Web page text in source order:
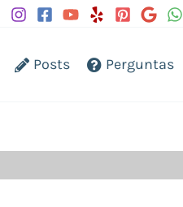
Posts Perguntas